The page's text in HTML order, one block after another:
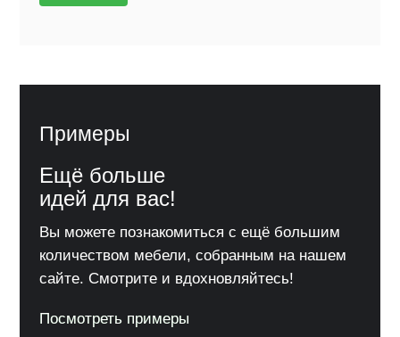
Примеры
Ещё больше
идей для вас!
Вы можете познакомиться с ещё большим
количеством мебели, собранным на нашем
сайте. Смотрите и вдохновляйтесь!
Посмотреть примеры